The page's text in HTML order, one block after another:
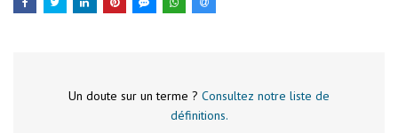
Un doute sur un terme ? Consultez notre liste de
définitions.